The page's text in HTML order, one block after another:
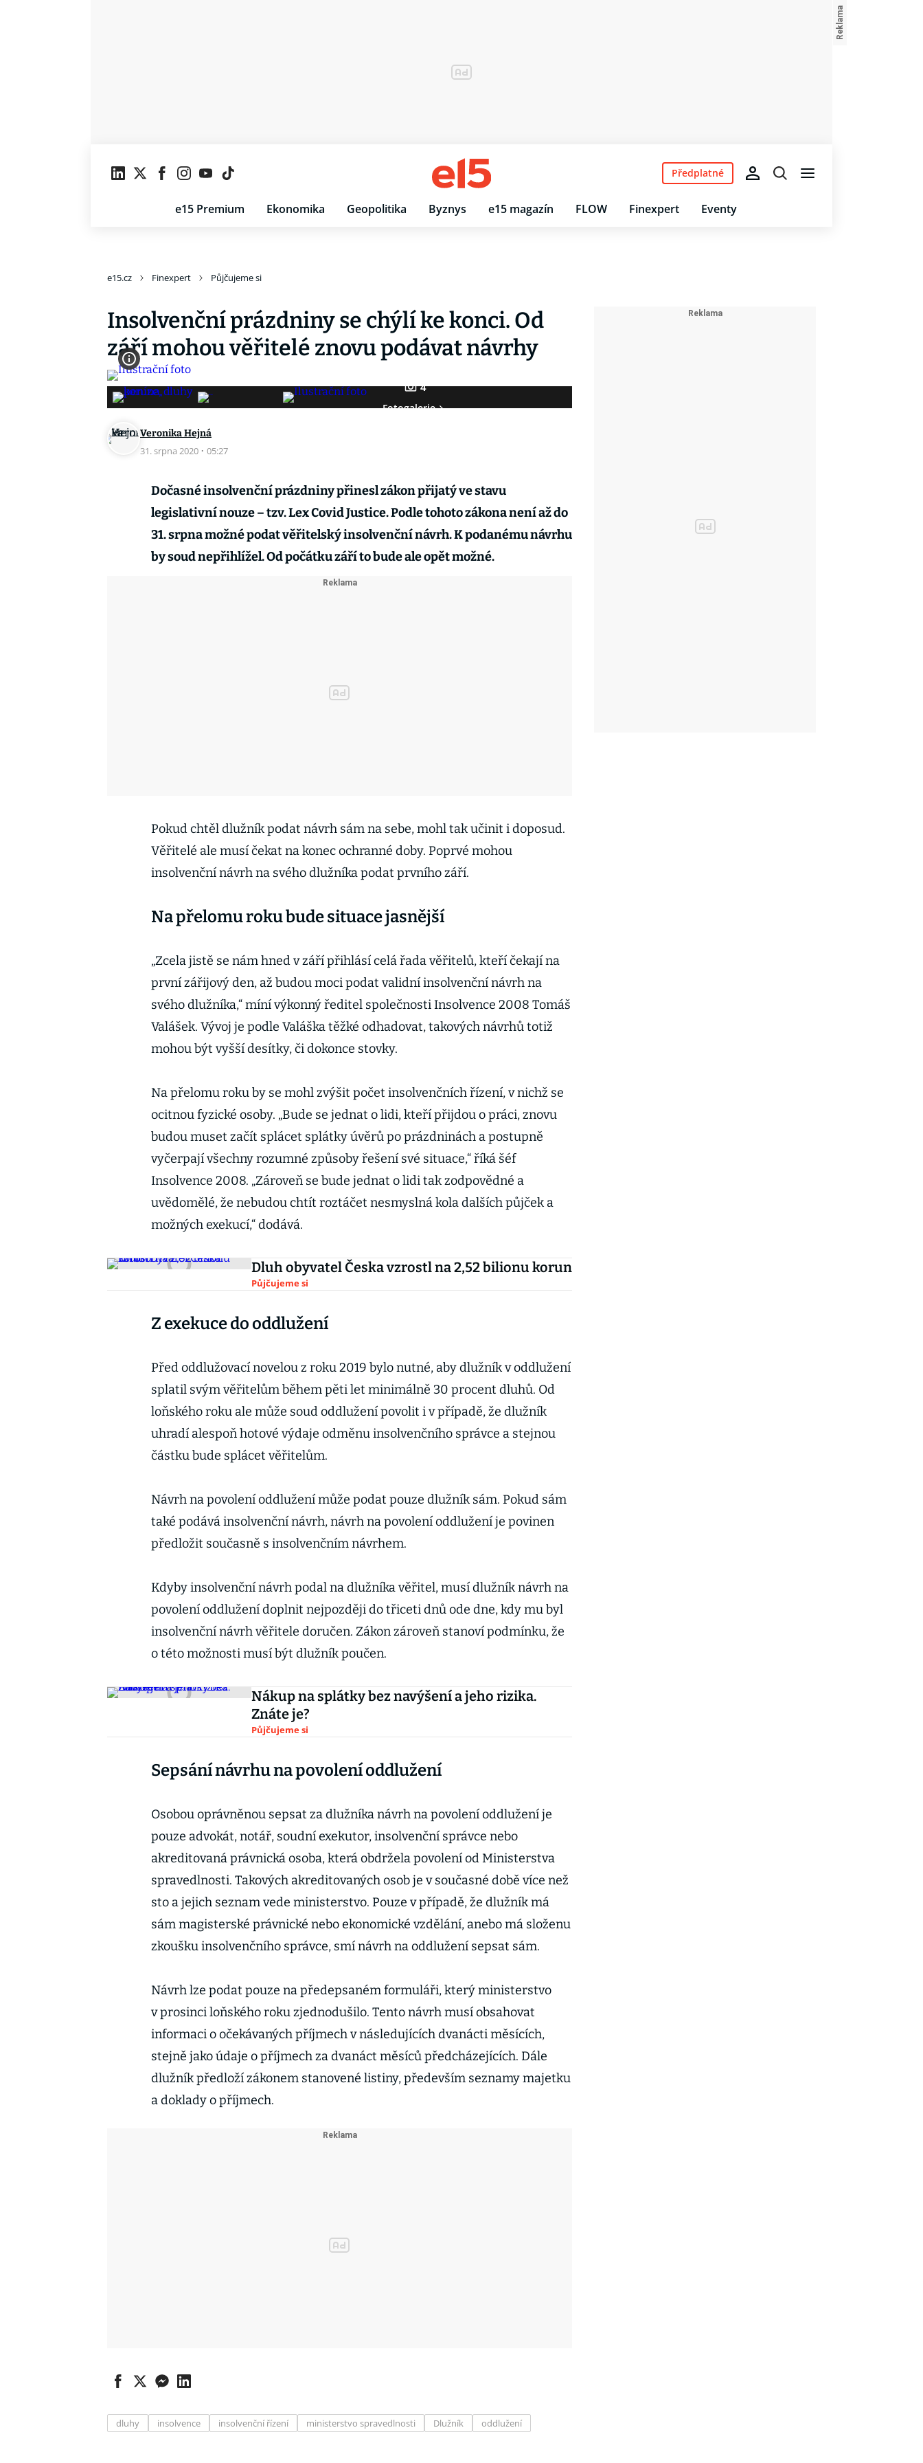
e15 Premium Ekonomika Geopolitika Byznys e15 magazín FLOW Finexpert Eventy
Předplatné
e15.cz Finexpert Půjčujeme si
Insolvenční prázdniny se chýlí ke konci. Od
září mohou věřitelé znovu podávat návrhy
4
Fotogalerie
Veronika Hejná
31. srpna 2020 · 05:27
Dočasné insolvenční prázdniny přinesl zákon přijatý ve stavu
legislativní nouze – tzv. Lex Covid Justice. Podle tohoto zákona není až do
31. srpna možné podat věřitelský insolvenční návrh. K podanému návrhu
by soud nepřihlížel. Od počátku září to bude ale opět možné.
Pokud chtěl dlužník podat návrh sám na sebe, mohl tak učinit i doposud.
Věřitelé ale musí čekat na konec ochranné doby. Poprvé mohou
insolvenční návrh na svého dlužníka podat prvního září.
Na přelomu roku bude situace jasnější
„Zcela jistě se nám hned v září přihlásí celá řada věřitelů, kteří čekají na
první zářijový den, až budou moci podat validní insolvenční návrh na
svého dlužníka,“ míní výkonný ředitel společnosti Insolvence 2008 Tomáš
Valášek. Vývoj je podle Valáška těžké odhadovat, takových návrhů totiž
mohou být vyšší desítky, či dokonce stovky.
Na přelomu roku by se mohl zvýšit počet insolvenčních řízení, v nichž se
ocitnou fyzické osoby. „Bude se jednat o lidi, kteří přijdou o práci, znovu
budou muset začít splácet splátky úvěrů po prázdninách a postupně
vyčerpají všechny rozumné způsoby řešení své situace,“ říká šéf
Insolvence 2008. „Zároveň se bude jednat o lidi tak zodpovědné a
uvědomělé, že nebudou chtít roztáčet nesmyslná kola dalších půjček a
možných exekucí,“ dodává.
Dluh obyvatel Česka vzrostl na 2,52 bilionu korun
Půjčujeme si
Z exekuce do oddlužení
Před oddlužovací novelou z roku 2019 bylo nutné, aby dlužník v oddlužení
splatil svým věřitelům během pěti let minimálně 30 procent dluhů. Od
loňského roku ale může soud oddlužení povolit i v případě, že dlužník
uhradí alespoň hotové výdaje odměnu insolvenčního správce a stejnou
částku bude splácet věřitelům.
Návrh na povolení oddlužení může podat pouze dlužník sám. Pokud sám
také podává insolvenční návrh, návrh na povolení oddlužení je povinen
předložit současně s insolvenčním návrhem.
Kdyby insolvenční návrh podal na dlužníka věřitel, musí dlužník návrh na
povolení oddlužení doplnit nejpozději do třiceti dnů ode dne, kdy mu byl
insolvenční návrh věřitele doručen. Zákon zároveň stanoví podmínku, že
o této možnosti musí být dlužník poučen.
Nákup na splátky bez navýšení a jeho rizika.
Znáte je?
Půjčujeme si
Sepsání návrhu na povolení oddlužení
Osobou oprávněnou sepsat za dlužníka návrh na povolení oddlužení je
pouze advokát, notář, soudní exekutor, insolvenční správce nebo
akreditovaná právnická osoba, která obdržela povolení od Ministerstva
spravedlnosti. Takových akreditovaných osob je v současné době více než
sto a jejich seznam vede ministerstvo. Pouze v případě, že dlužník má
sám magisterské právnické nebo ekonomické vzdělání, anebo má složenu
zkoušku insolvenčního správce, smí návrh na oddlužení sepsat sám.
Návrh lze podat pouze na předepsaném formuláři, který ministerstvo
v prosinci loňského roku zjednodušilo. Tento návrh musí obsahovat
informaci o očekávaných příjmech v následujících dvanácti měsících,
stejně jako údaje o příjmech za dvanáct měsíců předcházejících. Dále
dlužník předloží zákonem stanovené listiny, především seznamy majetku
a doklady o příjmech.
dluhy insolvence insolvenční řízení ministerstvo spravedlnosti Dlužník oddlužení